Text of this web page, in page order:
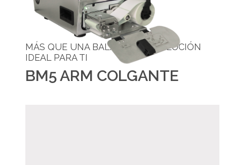
MÁS QUE UNA BALANZA, LA SOLUCIÓN
IDEAL PARA TI
BM5 ARM COLGANTE